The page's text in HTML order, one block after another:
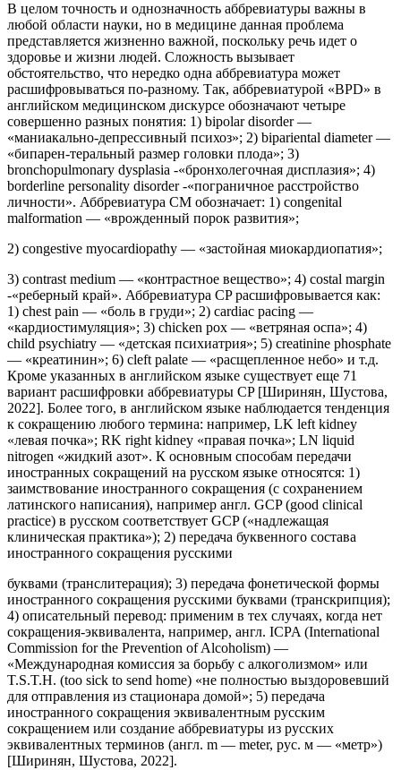
В целом точность и однозначность аббревиатуры важны в
любой области науки, но в медицине данная проблема
представляется жизненно важной, поскольку речь идет о
здоровье и жизни людей. Сложность вызывает
обстоятельство, что нередко одна аббревиатура может
расшифровываться по-разному. Так, аббревиатурой «BPD» в
английском медицинском дискурсе обозначают четыре
совершенно разных понятия: 1) bipolar disorder —
«маниакально-депрессивный психоз»; 2) bipariental diameter —
«бипарен-теральный размер головки плода»; 3)
bronchopulmonary dysplasia -«бронхолегочная дисплазия»; 4)
borderline personality disorder -«пограничное расстройство
личности». Аббревиатура CM обозначает: 1) congenital
malformation — «врожденный порок развития»;
2) congestive myocardiopathy — «застойная миокардиопатия»;
3) contrast medium — «контрастное вещество»; 4) costal margin
-«реберный край». Аббревиатура CP расшифровывается как:
1) chest pain — «боль в груди»; 2) cardiac pacing —
«кардиостимуляция»; 3) chicken pox — «ветряная оспа»; 4)
child psychiatry — «детская психиатрия»; 5) creatinine phosphate
— «креатинин»; 6) cleft palate — «расщепленное небо» и т.д.
Кроме указанных в английском языке существует еще 71
вариант расшифровки аббревиатуры CP [Ширинян, Шустова,
2022]. Более того, в английском языке наблюдается тенденция
к сокращению любого термина: например, LK left kidney
«левая почка»; RK right kidney «правая почка»; LN liquid
nitrogen «жидкий азот». К основным способам передачи
иностранных сокращений на русском языке относятся: 1)
заимствование иностранного сокращения (с сохранением
латинского написания), например англ. GCP (good clinical
practice) в русском соответствует GCP («надлежащая
клиническая практика»); 2) передача буквенного состава
иностранного сокращения русскими
буквами (транслитерация); 3) передача фонетической формы
иностранного сокращения русскими буквами (транскрипция);
4) описательный перевод: применим в тех случаях, когда нет
сокращения-эквивалента, например, англ. ICPA (International
Commission for the Prevention of Alcoholism) —
«Международная комиссия за борьбу с алкоголизмом» или
T.S.T.H. (too sick to send home) «не полностью выздоровевший
для отправления из стационара домой»; 5) передача
иностранного сокращения эквивалентным русским
сокращением или создание аббревиатуры из русских
эквивалентных терминов (англ. m — meter, рус. м — «метр»)
[Ширинян, Шустова, 2022].